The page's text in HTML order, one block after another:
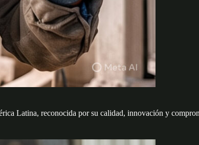
Latina, reconocida por su calidad, innovación y